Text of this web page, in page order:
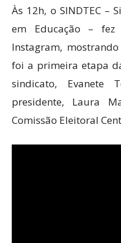
Às 12h, o SINDTEC –
em Educação –
Instagram,
foi a primeira etapa
sindicato, Evanete
presidente, Laura
Comissão Eleitoral